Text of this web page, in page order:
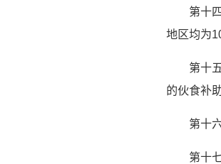
第十
地区均为
第十
的伙食补
第十
第十